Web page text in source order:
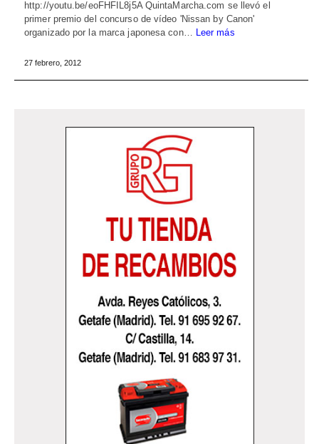
http://youtu.be/eoFHFIL8j5A QuintaMarcha.com se llevó el
primer premio del concurso de vídeo 'Nissan by Canon'
organizado por la marca japonesa con… Leer más
27 febrero, 2012